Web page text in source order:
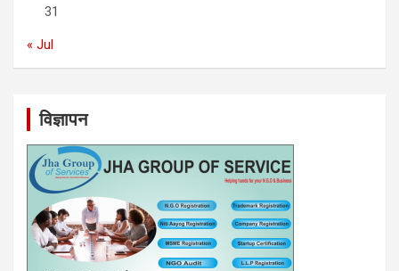
31
« Jul
विज्ञापन